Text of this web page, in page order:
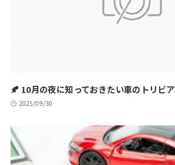
🍂 10月の夜に知っておきたい車のトリビア
2025/09/30